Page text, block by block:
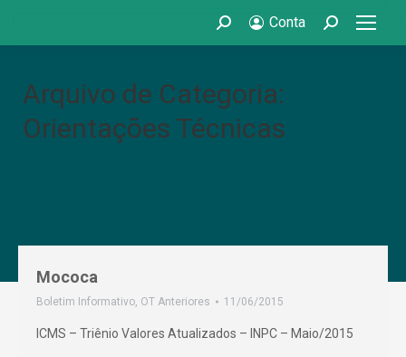
Search: Conta Search:
Arquivo de Categoria:
Orientações Técnicas
Mococa
Boletim Informativo, OT Anteriores 11/06/2015
ICMS – Triênio Valores Atualizados – INPC – Maio/2015